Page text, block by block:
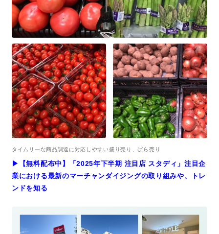
タイムリーな商品調達に対応しやすい盛り売り、ばら売り
▶︎【無料配布中】「2025年下半期 注目店 スタディ」注目企
業における最新のマーチャンダイジングの取り組みや、トレ
ンドを知る